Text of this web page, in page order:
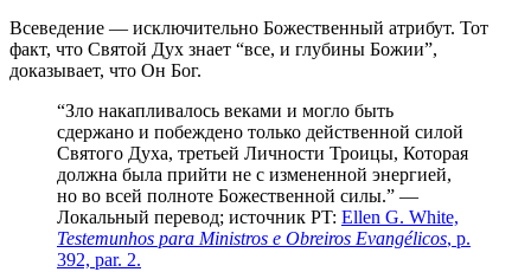
Всеведение — исключительно Божественный атрибут. Тот
факт, что Святой Дух знает “все, и глубины Божии”,
доказывает, что Он Бог.
“Зло накапливалось веками и могло быть
сдержано и побеждено только действенной силой
Святого Духа, третьей Личности Троицы, Которая
должна была прийти не с измененной энергией,
но во всей полноте Божественной силы.” —
Локальный перевод; источник PT: Ellen G. White,
Testemunhos para Ministros e Obreiros Evangélicos, p.
392, par. 2.